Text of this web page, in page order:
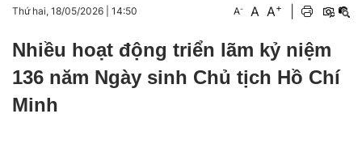
Thứ hai, 18/05/2026 14:50 A- A A+
Nhiều hoạt động triển lãm kỷ niệm
136 năm Ngày sinh Chủ tịch Hồ Chí
Minh